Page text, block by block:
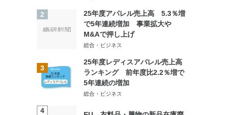
2
25年度アパレル売上高 5.3％増
で5年連続増加 事業拡大や
M&Aで押し上げ
総合・ビジネス
3
25年度レディスアパレル売上高
ランキング 前年度比2.2％増で
5年連続の増加
総合・ビジネス
4